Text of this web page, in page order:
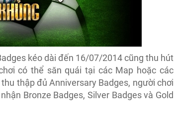
kéo dài đến 16/07/2014 cũng thu hút
có thể săn quái tại các Map hoặc các
thập đủ Anniversary Badges, người chơi
Bronze Badges, Silver Badges và Gold